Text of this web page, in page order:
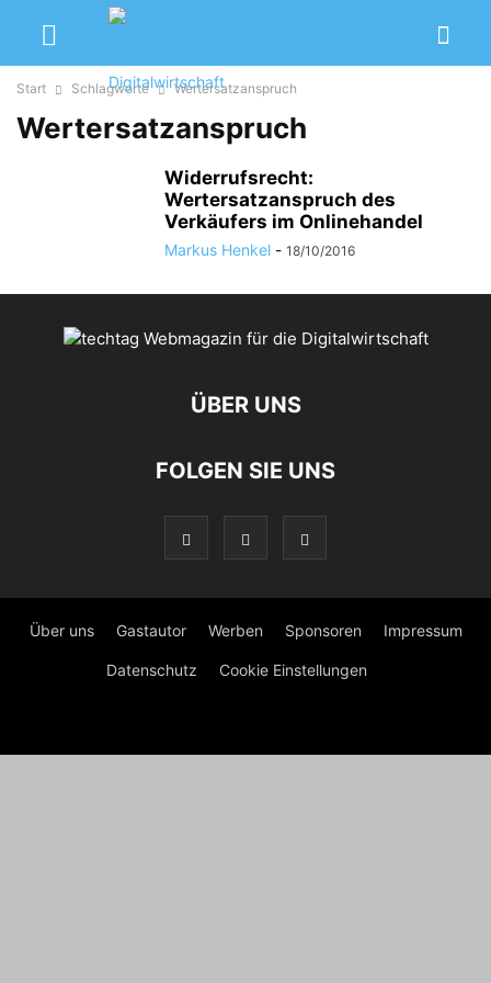
Start Schlagworte Wertersatzanspruch
Wertersatzanspruch
Widerrufsrecht:
Wertersatzanspruch des
Verkäufers im Onlinehandel
Markus Henkel - 18/10/2016
ÜBER UNS
FOLGEN SIE UNS
Über uns Gastautor Werben Sponsoren Impressum
Datenschutz Cookie Einstellungen